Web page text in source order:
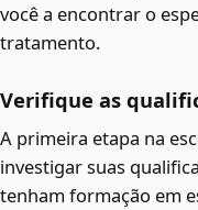
você a encontrar o
tratamento.
Verifique as
A primeira etapa na
investigar suas
tenham formação em